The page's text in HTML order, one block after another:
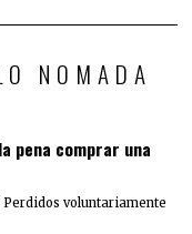
NOMADA
pena comprar una
voluntariamente